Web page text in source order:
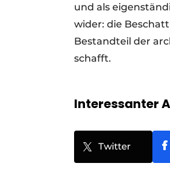
und als
wider: die
Bestandteil der
schafft.
Interessanter
Twitter